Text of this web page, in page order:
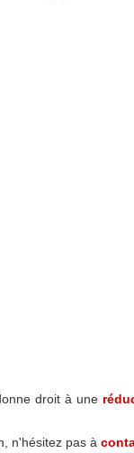
droit à une
n'hésitez pas à